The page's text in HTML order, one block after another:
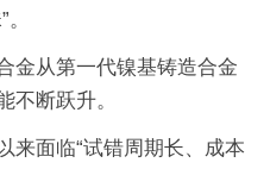
从第一代镍基铸造合金
不断跃升。
面临“试错周期长、成本